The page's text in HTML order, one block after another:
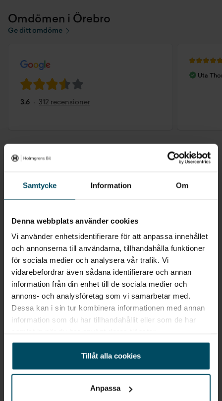
Samtycke Information Om
Denna webbplats använder cookies
Vi använder enhetsidentifierare för att anpassa innehållet
och annonserna till användarna, tillhandahålla funktioner
för sociala medier och analysera vår trafik. Vi
vidarebefordrar även sådana identifierare och annan
information från din enhet till de sociala medier och
annons- och analysföretag som vi samarbetar med.
Dessa kan i sin tur kombinera informationen med annan
information som du har tillhandahållit eller som de har
Tillåt alla cookies
Anpassa
Omdömen i Örebro
Ge ditt omdöme
3.6 312 recensioner
Uta
boka skadeverkstad?
Kontakta Skadeverkstad